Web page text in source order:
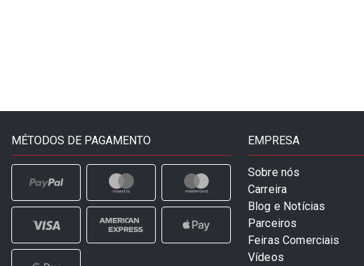
MÉTODOS DE PAGAMENTO EMPRESA
Sobre nós
Carreira
Blog e Notícias
Parceiros
Feiras Comerciais
Vídeos